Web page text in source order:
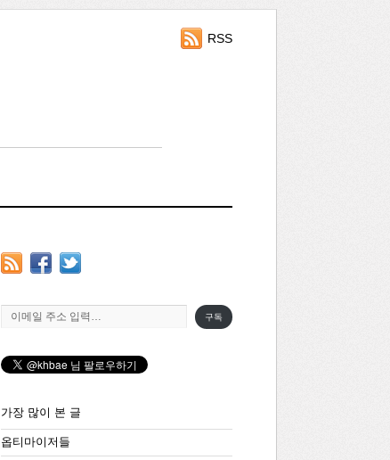
RSS
이메일 주소 입력…
구독
가장 많이 본 글
옵티마이저들